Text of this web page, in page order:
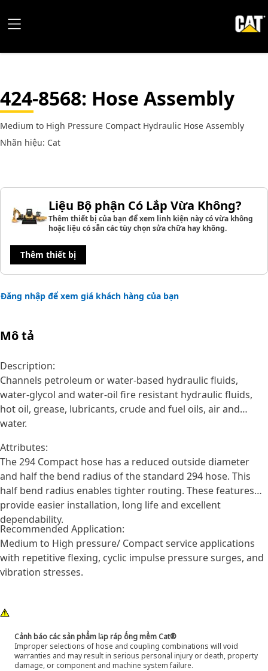
424-8568: Hose Assembly
Medium to High Pressure Compact Hydraulic Hose Assembly
Nhãn hiệu: Cat
Liệu Bộ phận Có Lắp Vừa Không?
Thêm thiết bị của bạn để xem linh kiện này có vừa không
hoặc liệu có sẵn các tùy chọn sửa chữa hay không.
Thêm thiết bị
Đăng nhập để xem giá khách hàng của bạn
Mô tả
Description:
Channels petroleum or water-based hydraulic fluids,
water-glycol and water-oil fire resistant hydraulic fluids,
hot oil, grease, lubricants, crude and fuel oils, air and
water.
Attributes:
The 294 Compact hose has a reduced outside diameter
and half the bend radius of the standard 294 hose. This
half bend radius enables tighter routing. These features
provide easier installation, long life and excellent
dependability.
Recommended Application:
Medium to High pressure/ Compact service applications
with repetitive flexing, cyclic impulse pressure surges, and
vibration stresses.
Cảnh báo các sản phẩm lắp ráp ống mềm Cat®
Improper selections of hose and coupling combinations will void
warranties and may result in serious personal injury or death, property
damage, or component and machine system failure.